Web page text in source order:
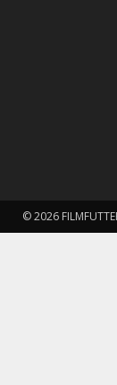
© 2026